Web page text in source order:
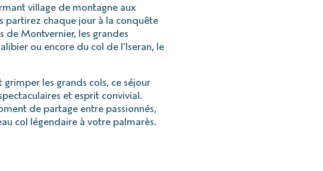
village de montagne aux
partirez chaque jour à la conquête
de Montvernier, les grandes
ou encore du col de l’Iseran, le
les grands cols, ce séjour
et esprit convivial.
de partage entre passionnés,
col légendaire à votre palmarès.